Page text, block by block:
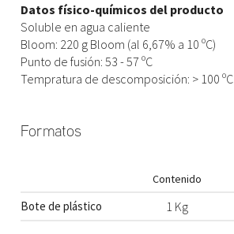
Datos físico-químicos del producto
Soluble en agua caliente
Bloom: 220 g Bloom (al 6,67% a 10 ºC)
Punto de fusión: 53 - 57 ºC
Tempratura de descomposición: > 100 ºC
Formatos
Contenido
Bote de plástico 1 Kg